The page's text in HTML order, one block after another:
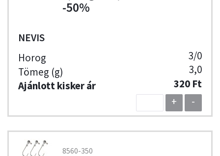
-50%
NEVIS
3/0
3,0
320 Ft
+
-
8560-350